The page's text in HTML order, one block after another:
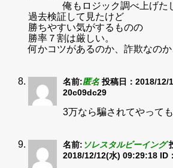
俺もロジック調べ上げた
過去検証して見たけど
勝ちやすい気がするものの
勝率７割は厳しい。
何かコツがあるのか、詐欺なのか
名前:匿名 投稿日：2018/12/
20c09dc29
3万なら騙されてやって
名前: ソレスタルビーイング
2018/12/12(水) 09:29:18 ID